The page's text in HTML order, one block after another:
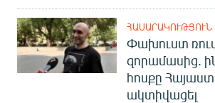
ՀԱՍԱՐԱԿՈՒԹՅՈՒՆ
Փախուստ
զորամասից.
հոսքը
ակտիվացել